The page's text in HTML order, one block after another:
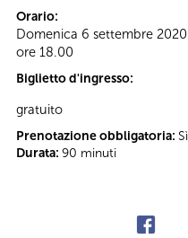
Orario:
Domenica 6 settembre 2020
ore 18.00
Biglietto d'ingresso:
gratuito
Prenotazione obbligatoria: Sì
Durata: 90 minuti